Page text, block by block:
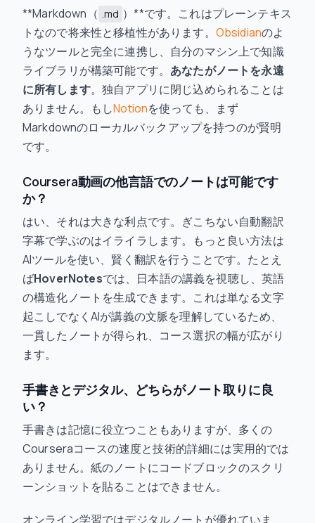
**Markdown（ .md ）**です。これはプレーンテキス
トなので将来性と移植性があります。 Obsidianのよ
うなツールと完全に連携し、自分のマシン上で知識
ライブラリが構築可能です。 あなたがノートを永遠
に所有します。独自アプリに閉じ込められることは
ありません。もしNotionを使っても、まず
Markdownのローカルバックアップを持つのが賢明
です。
Coursera動画の他言語でのノートは可能です
か？
はい、それは大きな利点です。ぎこちない自動翻訳
字幕で学ぶのはイライラします。もっと良い方法は
AIツールを使い、賢く翻訳を行うことです。たとえ
ばHoverNotesでは、日本語の講義を視聴し、英語
の構造化ノートを生成できます。これは単なる文字
起こしでなくAIが講義の文脈を理解しているため、
一貫したノートが得られ、コース選択の幅が広がり
ます。
手書きとデジタル、どちらがノート取りに良
い？
手書きは記憶に役立つこともありますが、多くの
Courseraコースの速度と技術的詳細には実用的では
ありません。紙のノートにコードブロックのスクリ
ーンショットを貼ることはできません。
オンライン学習ではデジタルノートが優れていま